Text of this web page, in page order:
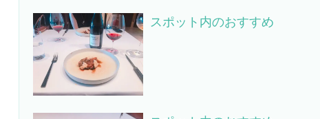
スポット内のおすすめ